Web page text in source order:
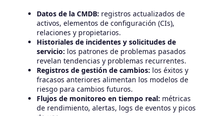
Datos de la CMDB: registros actualizados de
activos, elementos de configuración (CIs),
relaciones y propietarios.
Historiales de incidentes y solicitudes de
servicio: los patrones de problemas pasados
revelan tendencias y problemas recurrentes.
Registros de gestión de cambios: los éxitos y
fracasos anteriores alimentan los modelos de
riesgo para cambios futuros.
Flujos de monitoreo en tiempo real: métricas
de rendimiento, alertas, logs de eventos y picos